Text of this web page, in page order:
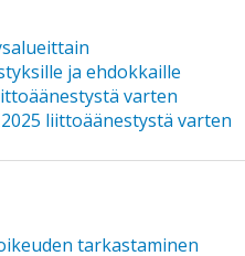
ja ehdokkaille
varten
liittoäänestystä varten
tarkastaminen